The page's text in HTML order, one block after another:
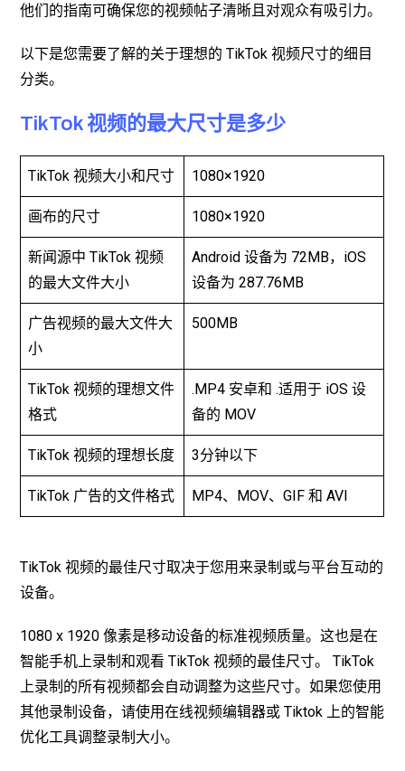
他们的指南可确保您的视频帖子清晰且对观众有吸引力。
以下是您需要了解的关于理想的 TikTok 视频尺寸的细目
分类。
TikTok 视频的最大尺寸是多少
TikTok 视频大小和尺寸 1080×1920
画布的尺寸 1080×1920
新闻源中 TikTok 视频
的最大文件大小
Android 设备为 72MB，iOS
设备为 287.76MB
广告视频的最大文件大
小
500MB
TikTok 视频的理想文件
格式
.MP4 安卓和 .适用于 iOS 设
备的 MOV
TikTok 视频的理想长度 3分钟以下
TikTok 广告的文件格式 MP4、MOV、GIF 和 AVI
TikTok 视频的最佳尺寸取决于您用来录制或与平台互动的
设备。
1080 x 1920 像素是移动设备的标准视频质量。这也是在
智能手机上录制和观看 TikTok 视频的最佳尺寸。 TikTok
上录制的所有视频都会自动调整为这些尺寸。如果您使用
其他录制设备，请使用在线视频编辑器或 Tiktok 上的智能
优化工具调整录制大小。